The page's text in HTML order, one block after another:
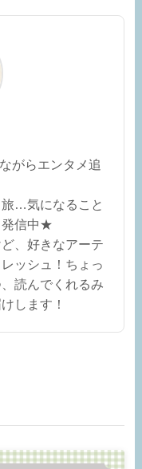
がらエンタメ追
…気になること
発信中★
、好きなアーテ
ッシュ！ちょっ
読んでくれるみ
します！